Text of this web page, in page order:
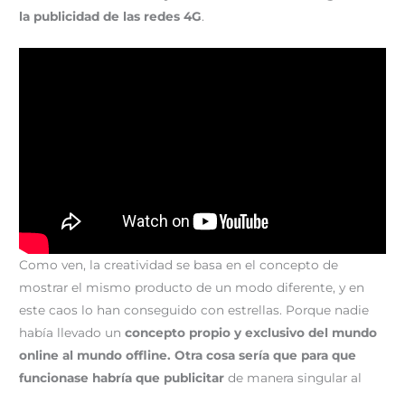
la publicidad de las redes 4G.
Como ven, la creatividad se basa en el concepto de
mostrar el mismo producto de un modo diferente, y en
este caos lo han conseguido con estrellas. Porque nadie
había llevado unconcepto propio y exclusivo del mundo
online al mundo offline. Otra cosa sería que para que
funcionase habría que publicitar de manera singular al